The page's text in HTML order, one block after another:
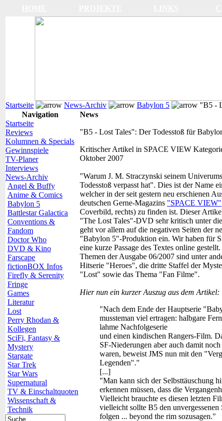
Startseite News-Archiv Babylon 5
"B5 -
Navigation
Startseite
Reviews
Kolumnen & Specials
Gewinnspiele
TV-Planer
Interviews
News-Archiv
Angel & Buffy
Anime & Comics
Babylon 5
Battlestar Galactica
Conventions &
Fandom
Doctor Who
DVD & Kino
Farscape
fictionBOX Infos
Firefly & Serenity
Fringe
Games
Literatur
Lost
Perry Rhodan &
Kollegen
SciFi, Fantasy &
Mystery
Stargate
Star Trek
Star Wars
Supernatural
TV & Einschaltquoten
Wissenschaft &
Technik
News
"B5 - Lost Tales": Der Todesstoß für
Kritischer Artikel in SPACE VIEW
Oktober 2007
"Warum J. M. Straczynski seinem
Todesstoß verpasst hat". Dies ist der Name
welcher in der seit gestern neu erschienen
deutschen Gerne-Magazins "SPACE VIEW"
Coverbild, rechts) zu finden ist. Dieser
"The Lost Tales"-DVD sehr kritisch unter
geht vor allem auf die negativen Seiten der
"Babylon 5"-Produktion ein. Wir haben für
eine kurze Passage des Textes online
Themen der Ausgabe 06/2007 sind unter
Hitserie "Heroes", die dritte Staffel der
"Lost" sowie das Thema "Fan Filme".
Hier nun ein kurzer Auszug aus dem Artikel:
"Nach dem Ende der Hauptserie
mussteman viel ertragen: halbgare
lahme Nachfolgeserie
und einen kindischen Rangers-Film.
SF-Niederungen aber auch damit
waren, beweist JMS nun mit den
Legenden"."
[...]
"Man kann sich der Selbsttäuschung
erkennen müssen, dass die
Vielleicht brauchte es diesen letzten
vielleicht sollte B5 den
folgen ... beyond the rim sozusagen."